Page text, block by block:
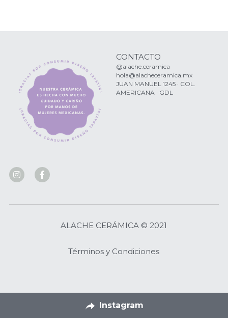
CONTACTO
@alache.ceramica
hola@alacheceramica.mx
JUAN MANUEL 1245 · COL.
AMERICANA · GDL
ALACHE CERÁMICA © 2021
Términos y Condiciones
Instagram